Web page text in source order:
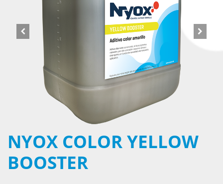
NYOX COLOR YELLOW
BOOSTER